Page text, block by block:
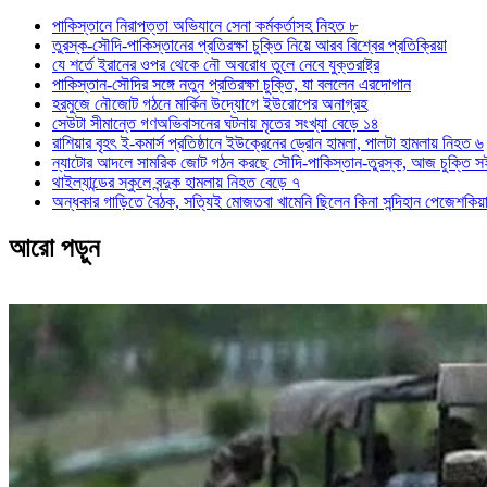
পাকিস্তানে নিরাপত্তা অভিযানে সেনা কর্মকর্তাসহ নিহত ৮
তুরস্ক-সৌদি-পাকিস্তানের প্রতিরক্ষা চুক্তি নিয়ে আরব বিশ্বের প্রতিক্রিয়া
যে শর্তে ইরানের ওপর থেকে নৌ অবরোধ তুলে নেবে যুক্তরাষ্ট্র
পাকিস্তান-সৌদির সঙ্গে নতুন প্রতিরক্ষা চুক্তি, যা বললেন এরদোগান
হরমুজে নৌজোট গঠনে মার্কিন উদ্যোগে ইউরোপের অনাগ্রহ
সেউটা সীমান্তে গণঅভিবাসনের ঘটনায় মৃতের সংখ্যা বেড়ে ১৪
রাশিয়ার বৃহৎ ই-কমার্স প্রতিষ্ঠানে ইউক্রেনের ড্রোন হামলা, পালটা হামলায় নিহত ৬
ন্যাটোর আদলে সামরিক জোট গঠন করছে সৌদি-পাকিস্তান-তুরস্ক, আজ চুক্তি
থাইল্যান্ডের স্কুলে বন্দুক হামলায় নিহত বেড়ে ৭
অন্ধকার গাড়িতে বৈঠক, সত্যিই মোজতবা খামেনি ছিলেন কিনা সন্দিহান
আরো পড়ুন